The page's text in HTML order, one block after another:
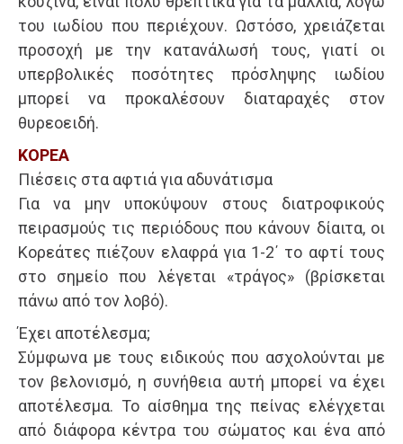
του ιωδίου που περιέχουν. Ωστόσο, χρειάζεται
προσοχή με την κατανάλωσή τους, γιατί οι
υπερβολικές ποσότητες πρόσληψης ιωδίου
μπορεί να προκαλέσουν διαταραχές στον
θυρεοειδή.
ΚΟΡΕΑ
Πιέσεις στα αφτιά για αδυνάτισμα
Για να μην υποκύψουν στους διατροφικούς
πειρασμούς τις περιόδους που κάνουν δίαιτα, οι
Κορεάτες πιέζουν ελαφρά για 1-2΄ το αφτί τους
στο σημείο που λέγεται «τράγος» (βρίσκεται
πάνω από τον λοβό).
Έχει αποτέλεσμα;
Σύμφωνα με τους ειδικούς που ασχολούνται με
τον βελονισμό, η συνήθεια αυτή μπορεί να έχει
αποτέλεσμα. Το αίσθημα της πείνας ελέγχεται
από διάφορα κέντρα του σώματος και ένα από